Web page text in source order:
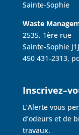
Sainte-Sophie
Waste
2535, 1ère rue
Sainte-Sophie
450 431-2313,
L’Alerte vous
d’odeurs et de
travaux.